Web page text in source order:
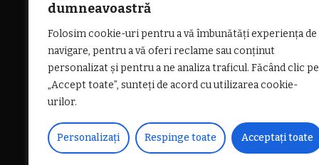
dumneavoastră
Folosim cookie-uri pentru a vă îmbunătăți experiența de
navigare, pentru a vă oferi reclame sau conținut
personalizat și pentru a ne analiza traficul. Făcând clic pe
„Accept toate”, sunteți de acord cu utilizarea cookie-
urilor.
Personalizați Respinge toate Acceptați toate